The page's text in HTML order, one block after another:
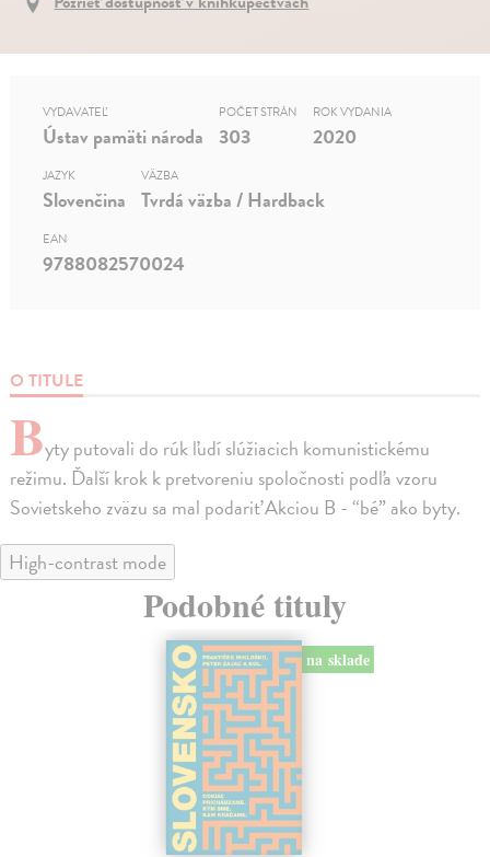
O TITULE
Byty putovali do rúk ľudí slúžiacich komunistickému
režimu. Ďalší krok k pretvoreniu spoločnosti podľa vzoru
Sovietskeho zväzu sa mal podariť Akciou B - “bé” ako byty.
VYDAVATEĽ
Ústav pamäti národa
POČET STRÁN
303
ROK VYDANIA
2020
JAZYK
Slovenčina
VÄZBA
Tvrdá väzba / Hardback
EAN
9788082570024
High-contrast mode
Podobné tituly
na sklade